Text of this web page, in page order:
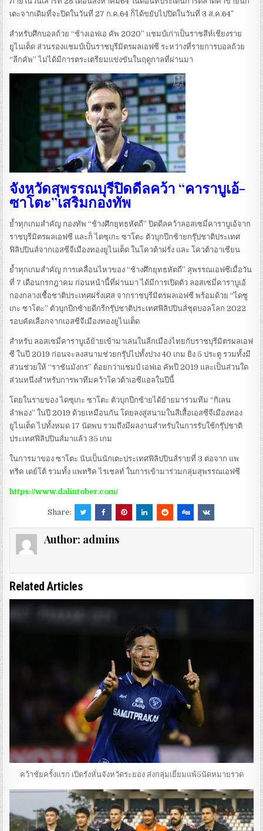
เตะจากเดิมที่จะปิดในวันที่ 27 ก.ค.64 ก็ได้ขยับไปปิดในวันที่ 3 ส.ค.64″
สำหรับศึกบอลถ้วย “ช้างเอฟเอ คัพ 2020” แชมป์เก่าเป็นราชสีห์เชียงราย
ยูไนเต็ด ส่วนรองแชมป์เป็นราชบุรีมิตรผลเอฟซี ระหว่างที่รายการบอลถ้วย
“ลีกคัพ” ไม่ได้มีการตระเตรียมแข่งขันในฤดูกาลที่ผ่านมา
จังหวัดสุพรรณบุรีปิดดีลคว้า “คาราบูเอ้-
ซาโตะ”เสริมกองทัพ
ย้ำทุกเกมสำคัญ กองทัพ “ช้างศึกยุทธหัตถี” ปิดดีลคว้าลอสเซมี่คาราบูเอ้จาก
ราชบุรีมิตรผลเอฟซี และก็ ไดซุเกะ ซาโตะ ตัวบุกปีกซ้ายกรุ๊ปชาติประเทศ
ฟิลิปปินส์จากเอสซีจีเมืองทองยูไนเต็ด ในโควต้าฝรั่ง และ โควต้าอาเซียน
ย้ำทุกเกมสำคัญ การเคลื่อนไหวของ “ช้างศึกยุทธหัตถี” สุพรรณเอฟซีเมื่อวัน
ที่ 7 เดือนกรกฎาคม ก่อนหน้านี้ที่ผ่านมา ได้มีการเปิดตัว ลอสเซมี่คาราบูเอ้
กองกลางเชื้อชาติประเทศฝรั่งเศส จากราชบุรีมิตรผลเอฟซี พร้อมด้วย “ไดซู
เกะ ซาโตะ” ตัวบุกปีกซ้ายดีกรีกรุ๊ปชาติประเทศฟิลิปปินส์ชุดบอลโลก 2022
รอบคัดเลือกจากเอสซีจีเมืองทองยูไนเต็ด
สำหรับ ลอสเซมี่คาราบูเอ้ย้ายเข้ามาเล่นในลีกเมืองไทยกับราชบุรีมิตรผลเอฟ
ซี ในปี 2019 ก่อนจะลงสนามช่วยกรุ๊ปไปทั้งปวง 40 เกม ยิง 5 ประตู รวมทั้งมี
ส่วนช่วยให้ “ราชันมังกร” ด้อยกว่าแชมป์ เอฟเอ คัพปี 2019 และเป็นส่วนใด
ส่วนหนึ่งสำหรับการพาทีมคว้าโควต้าเอซีแอลในปีนี้
โดยในรายของ ไดซุเกะ ซาโตะ ตัวบุกปีกซ้ายได้ย้ายมาร่วมทีม “กิเลน
ลำพอง” ในปี 2019 ด้วยเหมือนกัน โดยลงสู่สนามในสีเสื้อเอสซีจีเมืองทอง
ยูไนเต็ด ไปทั้งหมด 17 นัดพบ รวมถึงมีผลงานสำหรับในการรับใช้กรุ๊ปชาติ
ประเทศฟิลิปปินส์มาแล้ว 35 เกม
ในการมาของ ซาโตะ นับเป็นนักเตะประเทศฟิลิปปินส์รายที่ 3 ต่อจาก แพ
ทริค เดย์โต้ รวมทั้ง แพทริค ไรเชลท์ ในการเข้ามาร่วมกลุ่มสุพรรณเอฟซี
https://www.dalintober.com/
Share:
Author: admins
Related Articles
คว้าชัยครั้งแรก เปิดรังหั่นจังหวัดระยอง ส่งกลุ่มเยี่ยมแพ้5นัดหมายรวด